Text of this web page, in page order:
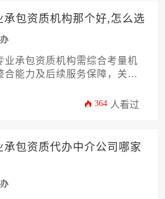
承包资质机构那个好,怎么选
业承包资质机构需综合考量机
合能力及后续服务保障，关键
阶段需求匹配与多方背景调查
364 人看过
包资质代办中介公司哪家